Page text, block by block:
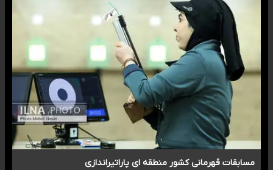
مسابقات قهرمانی کشور منطقه ای پاراتیراندازی